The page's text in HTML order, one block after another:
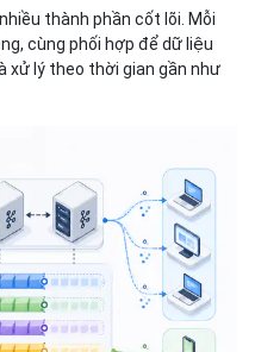
thành phần cốt lõi. Mỗi
cùng phối hợp để dữ liệu
xử lý theo thời gian gần như